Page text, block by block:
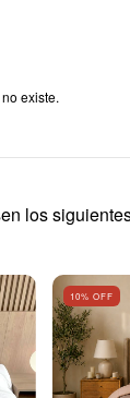
existe.
los
10% OFF